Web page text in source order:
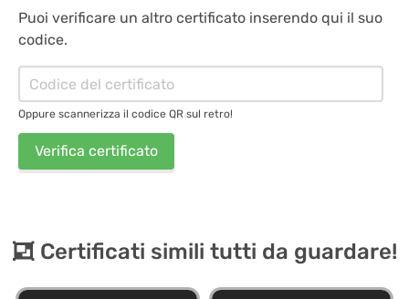
Puoi verificare un altro certificato inserendo qui il suo
codice.
Oppure scannerizza il codice QR sul retro!
Verifica certificato
Certificati simili tutti da guardare!